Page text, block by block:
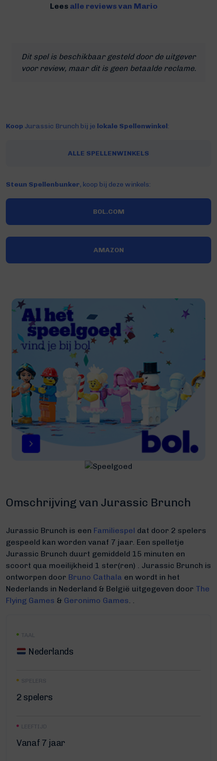
TAAL
Nederlands
SPELERS
2 spelers
LEEFTIJD
Vanaf 7 jaar
Lees alle reviews van Mario
Dit spel is beschikbaar gesteld door de uitgever
voor review, maar dit is geen betaalde reclame.
Koop Jurassic Brunch bij je lokale Spellenwinkel:
ALLE SPELLENWINKELS
Steun Spellenbunker, koop bij deze winkels:
BOL.COM
AMAZON
Omschrijving van Jurassic Brunch
Jurassic Brunch is een Familiespel dat door 2 spelers
gespeeld kan worden vanaf 7 jaar. Een spelletje
Jurassic Brunch duurt gemiddeld 15 minuten en
scoort qua moeilijkheid 1 ster(ren) . Jurassic Brunch is
ontworpen door Bruno Cathala en wordt in het
Nederlands in Nederland & België uitgegeven door The
Flying Games & Geronimo Games. .